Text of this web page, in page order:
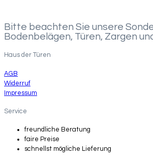
Bitte beachten Sie unsere
Bodenbelägen, Türen, Zargen
Haus der Türen
AGB
Widerruf
Impressum
Service
freundliche Beratung
faire Preise
schnellst mögliche Lieferung